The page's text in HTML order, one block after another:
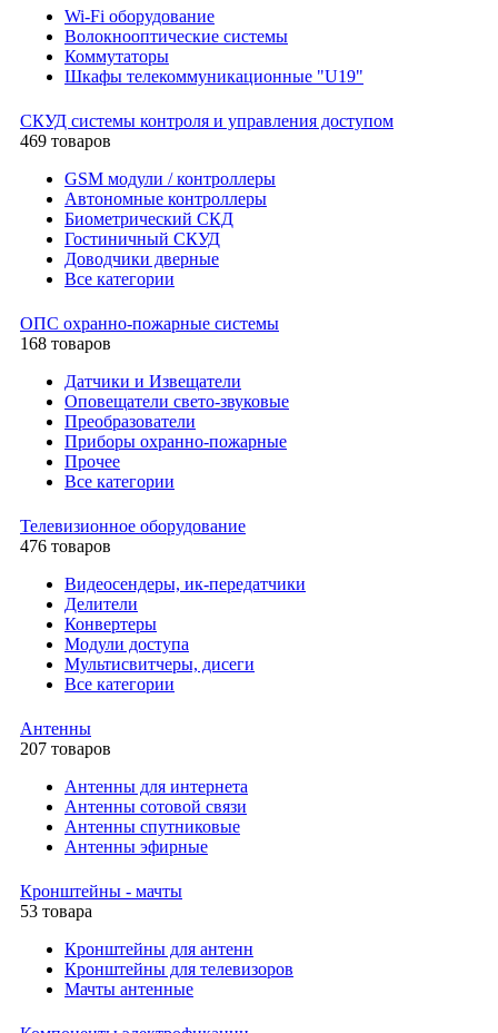
Wi-Fi оборудование
Волокнооптические системы
Коммутаторы
Шкафы телекоммуникационные "U19"
СКУД системы контроля и управления доступом
469 товаров
GSM модули / контроллеры
Автономные контроллеры
Биометрический СКД
Гостиничный СКУД
Доводчики дверные
Все категории
ОПС охранно-пожарные системы
168 товаров
Датчики и Извещатели
Оповещатели свето-звуковые
Преобразователи
Приборы охранно-пожарные
Прочее
Все категории
Телевизионное оборудование
476 товаров
Видеосендеры, ик-передатчики
Делители
Конвертеры
Модули доступа
Мультисвитчеры, дисеги
Все категории
Антенны
207 товаров
Антенны для интернета
Антенны сотовой связи
Антенны спутниковые
Антенны эфирные
Кронштейны - мачты
53 товара
Кронштейны для антенн
Кронштейны для телевизоров
Мачты антенные